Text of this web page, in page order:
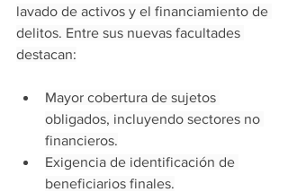
lavado de activos y el financiamiento de
delitos. Entre sus nuevas facultades
destacan:
Mayor cobertura de sujetos
obligados, incluyendo sectores no
financieros.
Exigencia de identificación de
beneficiarios finales.